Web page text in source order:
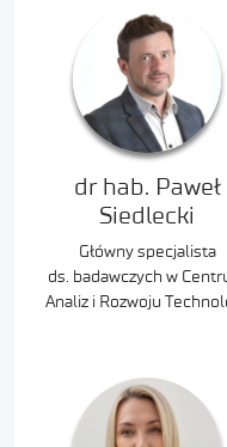
dr hab. Paweł
Siedlecki
Główny specjalista
ds. badawczych w
Analiz i Rozwoju